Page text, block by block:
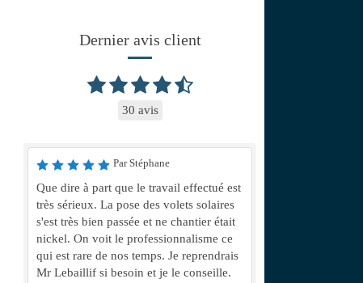
Dernier avis client
30 avis
Par Stéphane
Que dire à part que le travail effectué est
très sérieux. La pose des volets solaires
s'est très bien passée et ne chantier était
nickel. On voit le professionnalisme ce
qui est rare de nos temps. Je reprendrais
Mr Lebaillif si besoin et je le conseille.